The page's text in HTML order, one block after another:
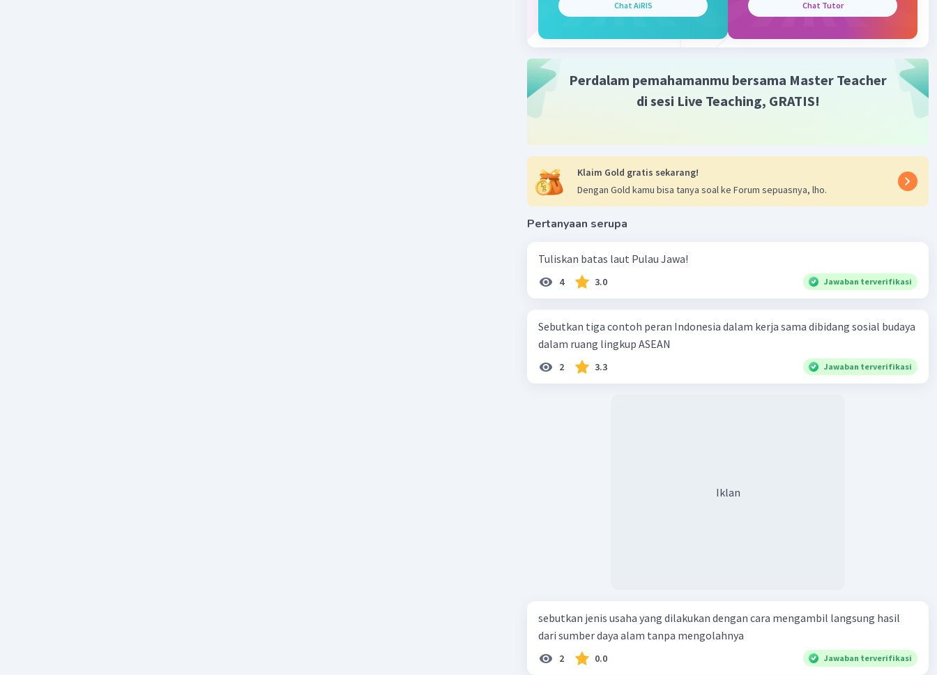
Balas
Chat AiRIS Chat Tutor
Perdalam pemahamanmu bersama Master Teacher
di sesi Live Teaching, GRATIS!
Klaim Gold gratis sekarang!
Dengan Gold kamu bisa tanya soal ke Forum sepuasnya, lho.
Pertanyaan serupa
Tuliskan batas laut Pulau Jawa!
4 3.0 Jawaban terverifikasi
Sebutkan tiga contoh peran Indonesia dalam kerja sama dibidang sosial budaya
dalam ruang lingkup ASEAN
2 3.3 Jawaban terverifikasi
Iklan
sebutkan jenis usaha yang dilakukan dengan cara mengambil langsung hasil
dari sumber daya alam tanpa mengolahnya
2 0.0 Jawaban terverifikasi